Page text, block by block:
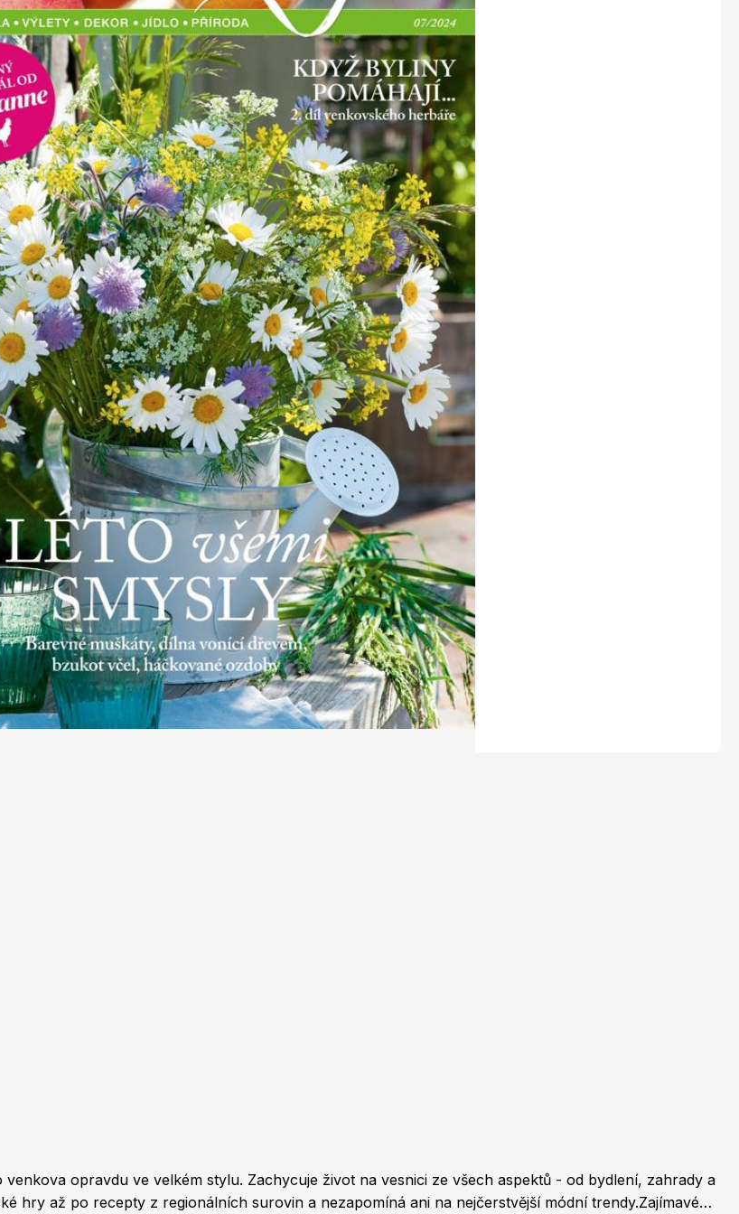
Marianne Bydlení
Marianne Venkov & styl
LEGO® časopisy
Burda Easy
opravdu ve velkém stylu. Zachycuje život na vesnici ze všech aspektů - od bydlení, zahrady a
hry až po recepty z regionálních surovin a nezapomíná ani na nejčerstvější módní trendy.Zajímavé